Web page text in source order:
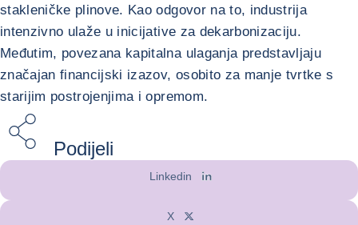
stakleničke plinove. Kao odgovor na to, industrija
intenzivno ulaže u inicijative za dekarbonizaciju.
Međutim, povezana kapitalna ulaganja predstavljaju
značajan financijski izazov, osobito za manje tvrtke s
starijim postrojenjima i opremom.
Podijeli
Linkedin
X